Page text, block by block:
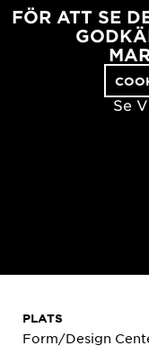
FÖR ATT SE
Se
PLATS
Form/Design